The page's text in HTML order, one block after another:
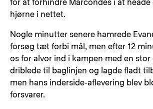
for at forhindre Marcondes i at heade
hjørne i nettet.
Nogle minutter senere hamrede
forsøg tæt forbi mål, men efter 12
os for alvor ind i kampen med en stor
driblede til baglinjen og lagde fladt
men hans inderside-aflevering blev
forsvarer.